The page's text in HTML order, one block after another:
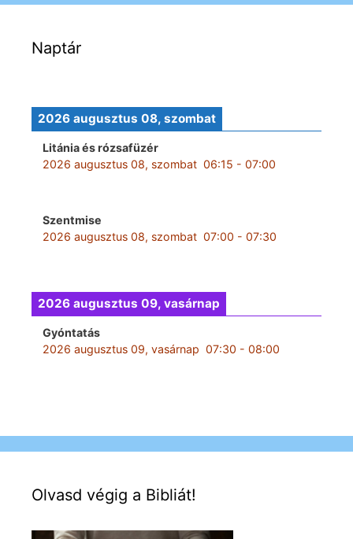
Naptár
2026 augusztus 08, szombat
Litánia és rózsafüzér
2026 augusztus 08, szombat 06:15 - 07:00
Szentmise
2026 augusztus 08, szombat 07:00 - 07:30
2026 augusztus 09, vasárnap
Gyóntatás
2026 augusztus 09, vasárnap 07:30 - 08:00
Olvasd végig a Bibliát!